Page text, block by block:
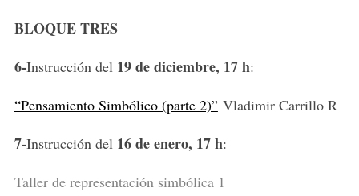
BLOQUE TRES
6-Instrucción del 19 de diciembre, 17 h:
“Pensamiento Simbólico (parte 2)”Vladimir Carrillo R
7-Instrucción del 16 de enero, 17 h:
Taller de representación simbólica 1